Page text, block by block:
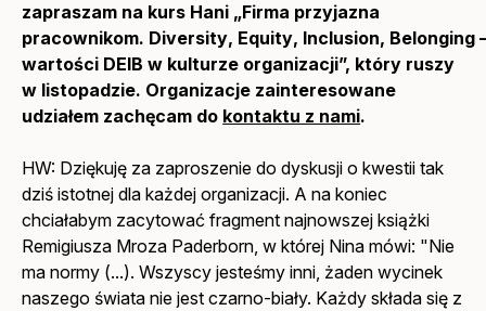
zapraszam na kurs Hani „Firma przyjazna
pracownikom. Diversity, Equity, Inclusion, Belonging
wartości DEIB w kulturze organizacji”, który ruszy
w listopadzie. Organizacje zainteresowane
udziałem zachęcam do kontaktu z nami.
HW: Dziękuję za zaproszenie do dyskusji o kwestii tak
dziś istotnej dla każdej organizacji. A na koniec
chciałabym zacytować fragment najnowszej książki
Remigiusza Mroza Paderborn, w której Nina mówi: "Nie
ma normy (...). Wszyscy jesteśmy inni, żaden wycinek
naszego świata nie jest czarno-biały. Każdy składa się z